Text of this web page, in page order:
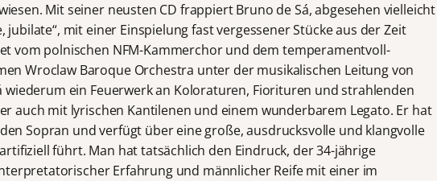
Mit seiner neusten CD frappiert Bruno de Sá, abgesehen vielleicht
jubilate“, mit einer Einspielung fast vergessener Stücke aus der Zeit
vom polnischen NFM-Kammerchor und dem temperamentvoll-
Wroclaw Baroque Orchestra unter der musikalischen Leitung von
wiederum ein Feuerwerk an Koloraturen, Fiorituren und strahlenden
auch mit lyrischen Kantilenen und einem wunderbarem Legato. Er hat
Sopran und verfügt über eine große, ausdrucksvolle und klangvolle
führt. Man hat tatsächlich den Eindruck, der 34-jährige
Erfahrung und männlicher Reife mit einer im